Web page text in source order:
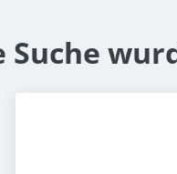
Suche